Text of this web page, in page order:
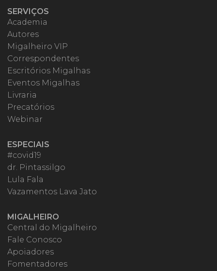
SERVIÇOS
Academia
Autores
Migalheiro VIP
Correspondentes
Escritórios Migalhas
Eventos Migalhas
Livraria
Precatórios
Webinar
ESPECIAIS
#covid19
dr. Pintassilgo
Lula Fala
Vazamentos Lava Jato
MIGALHEIRO
Central do Migalheiro
Fale Conosco
Apoiadores
Fomentadores